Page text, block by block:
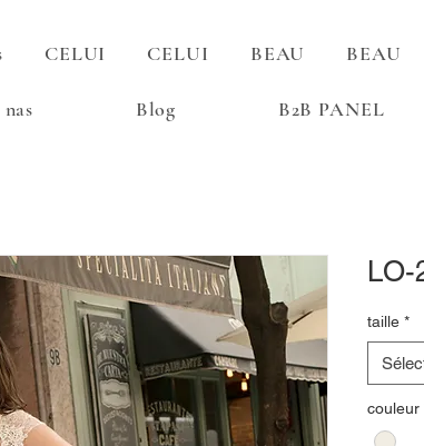
CELUI CELUI BEAU BEAU
Blog B2B PANEL
LO-
taille *
couleur